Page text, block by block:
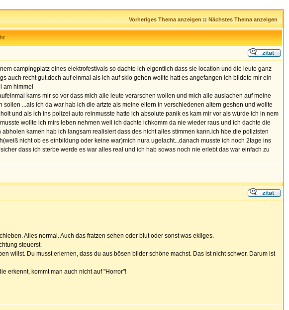
Vorheriges Thema anzeigen :: Nächstes Thema anzeigen
campingplatz eines elektrofestivals so dachte ich eigentlich dass sie location und die leute ganz
recht gut.doch auf einmal als ich auf sklo gehen wollte hatt es angefangen ich bildete mir ein
himmel
kams mir so vor dass mich alle leute verarschen wollen und mich alle auslachen auf meine
...als ich da war hab ich die artzte als meine eltern in verschiedenen altern geshen und wollte
und als ich ins polizei auto reinmusste hatte ich absolute panik es kam mir vor als würde ich in nem
wollte ich mirs leben nehmen weil ich dachte ichkomm da nie wieder raus und ich dachte die
kamen hab ich langsam realisiert dass des nicht alles stimmen kann.ich hbe die polizisten
nicht ob es einbildung oder keine war)mich nura ugelacht...danach musste ich noch 2tage ins
dass ich sterbe werde es war alles real und ich hab sowas noch nie erlebt das war einfach zu
Alles normal. Auch das fratzen sehen oder blut oder sonst was ekliges.
steuerst.
willst. Du musst erlernen, dass du aus bösen bilder schöne machst. Das ist nicht schwer. Darum ist
erkennt, kommt man auch nicht auf "Horror"!